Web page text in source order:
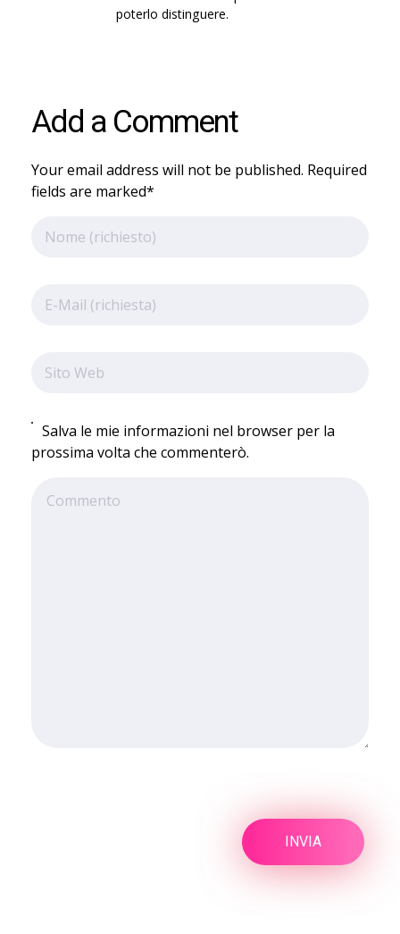
poterlo distinguere.
Add a Comment
Your email address will not be published. Required
fields are marked*
Salva le mie informazioni nel browser per la
prossima volta che commenterò.